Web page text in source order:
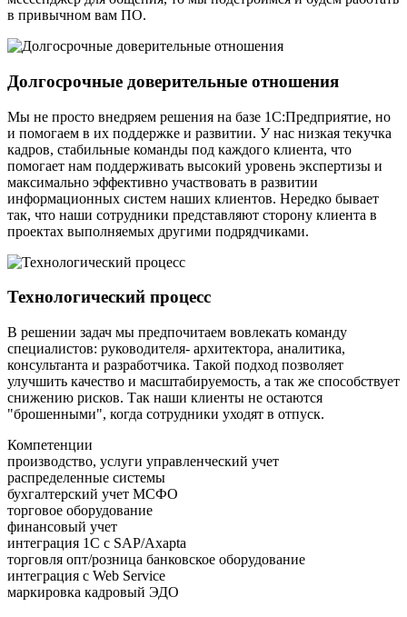
в привычном вам ПО.
Долгосрочные доверительные отношения
Мы не просто внедряем решения на базе 1С:Предприятие, но
и помогаем в их поддержке и развитии. У нас низкая текучка
кадров, стабильные команды под каждого клиента, что
помогает нам поддерживать высокий уровень экспертизы и
максимально эффективно участвовать в развитии
информационных систем наших клиентов. Нередко бывает
так, что наши сотрудники представляют сторону клиента в
проектах выполняемых другими подрядчиками.
Технологический процесс
В решении задач мы предпочитаем вовлекать команду
специалистов: руководителя- архитектора, аналитика,
консультанта и разработчика. Такой подход позволяет
улучшить качество и масштабируемость, а так же способствует
снижению рисков. Так наши клиенты не остаются
"брошенными", когда сотрудники уходят в отпуск.
Компетенции
производство, услуги управленческий учет
распределенные системы
бухгалтерский учет МСФО
торговое оборудование
финансовый учет
интеграция 1С с SAP/Axapta
торговля опт/розница банковское оборудование
интеграция с Web Service
маркировка кадровый ЭДО